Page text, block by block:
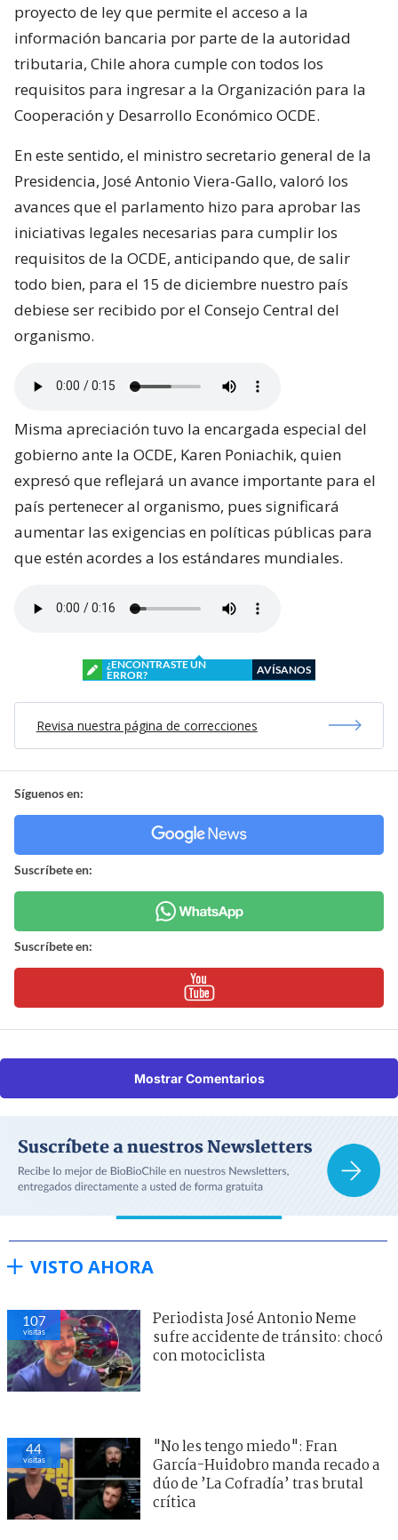
proyecto de ley que permite el acceso a la
información bancaria por parte de la autoridad
tributaria, Chile ahora cumple con todos los
requisitos para ingresar a la Organización para la
Cooperación y Desarrollo Económico OCDE.
En este sentido, el ministro secretario general de la
Presidencia, José Antonio Viera-Gallo, valoró los
avances que el parlamento hizo para aprobar las
iniciativas legales necesarias para cumplir los
requisitos de la OCDE, anticipando que, de salir
todo bien, para el 15 de diciembre nuestro país
debiese ser recibido por el Consejo Central del
organismo.
Misma apreciación tuvo la encargada especial del
gobierno ante la OCDE, Karen Poniachik, quien
expresó que reflejará un avance importante para el
país pertenecer al organismo, pues significará
aumentar las exigencias en políticas públicas para
que estén acordes a los estándares mundiales.
¿ENCONTRASTE UN
ERROR?
AVÍSANOS
Revisa nuestra página de correcciones
Síguenos en:
Suscríbete en:
Suscríbete en:
Mostrar Comentarios
VISTO AHORA
107
visitas
Periodista José Antonio Neme
sufre accidente de tránsito: chocó
con motociclista
44
visitas
"No les tengo miedo": Fran
García-Huidobro manda recado a
dúo de ’La Cofradía’ tras brutal
crítica